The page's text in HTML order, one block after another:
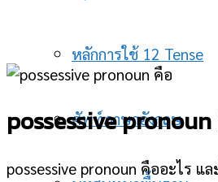
หลักการใช้ 12 Tense
ศัพท์ภาษาอังกฤษ
possessive pronoun
possessive pronoun คืออะไร แ